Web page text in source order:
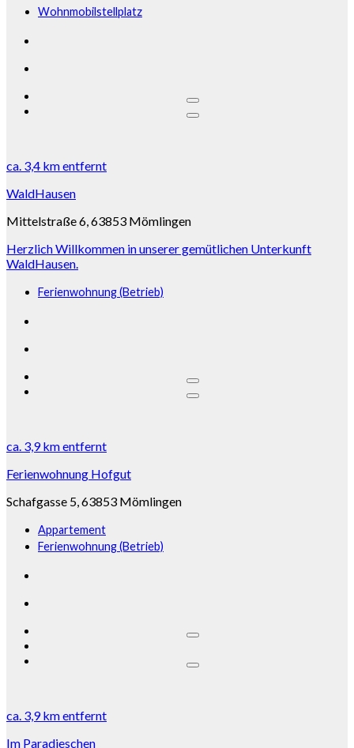
Wohnmobilstellplatz
ca. 3,4 kmentfernt
WaldHausen
Mittelstraße 6, 63853 Mömlingen
Herzlich Willkommen in unserer gemütlichen Unterkunft
WaldHausen.
Ferienwohnung (Betrieb)
ca. 3,9 kmentfernt
Ferienwohnung Hofgut
Schafgasse 5, 63853 Mömlingen
Appartement
Ferienwohnung (Betrieb)
ca. 3,9 kmentfernt
Im Paradieschen